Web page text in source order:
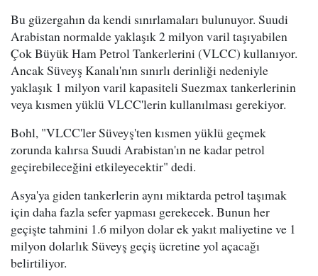
Bu güzergahın da kendi sınırlamaları bulunuyor. Suudi
Arabistan normalde yaklaşık 2 milyon varil taşıyabilen
Çok Büyük Ham Petrol Tankerlerini (VLCC) kullanıyor.
Ancak Süveyş Kanalı'nın sınırlı derinliği nedeniyle
yaklaşık 1 milyon varil kapasiteli Suezmax tankerlerinin
veya kısmen yüklü VLCC'lerin kullanılması gerekiyor.
Bohl, "VLCC'ler Süveyş'ten kısmen yüklü geçmek
zorunda kalırsa Suudi Arabistan'ın ne kadar petrol
geçirebileceğini etkileyecektir" dedi.
Asya'ya giden tankerlerin aynı miktarda petrol taşımak
için daha fazla sefer yapması gerekecek. Bunun her
geçişte tahmini 1.6 milyon dolar ek yakıt maliyetine ve 1
milyon dolarlık Süveyş geçiş ücretine yol açacağı
belirtiliyor.